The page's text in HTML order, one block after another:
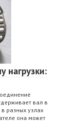
нагрузки:
вал в
разных узлах
она может